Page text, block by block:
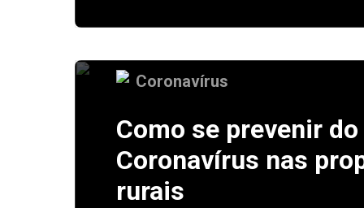
Coronavírus
Como se prevenir do
Coronavírus nas
rurais